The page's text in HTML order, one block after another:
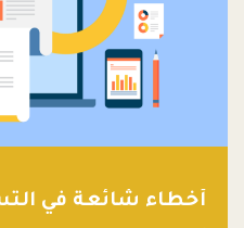
أخطاء شائعة في